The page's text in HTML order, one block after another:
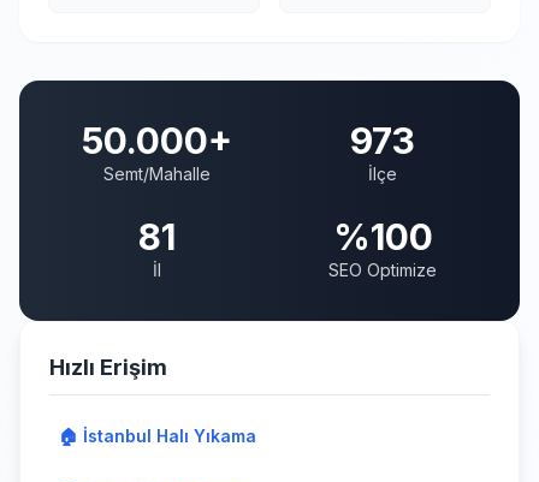
50.000+
Semt/Mahalle
973
İlçe
81
İl
%100
SEO Optimize
Hızlı Erişim
🏠 İstanbul Halı Yıkama